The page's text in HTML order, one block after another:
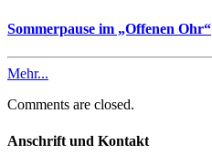
Sommerpause im „Offenen Ohr“
Mehr...
Comments are closed.
Anschrift und Kontakt